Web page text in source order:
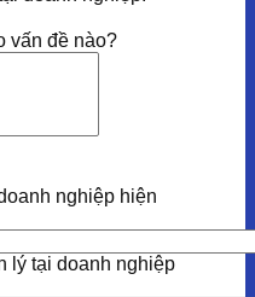
vấn đề nào?
nghiệp hiện
lý tại doanh nghiệp